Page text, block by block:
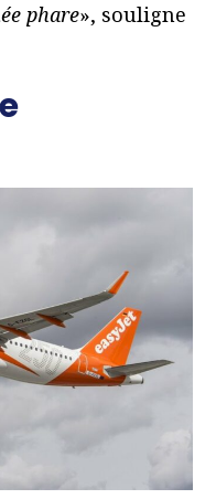
phare», souligne